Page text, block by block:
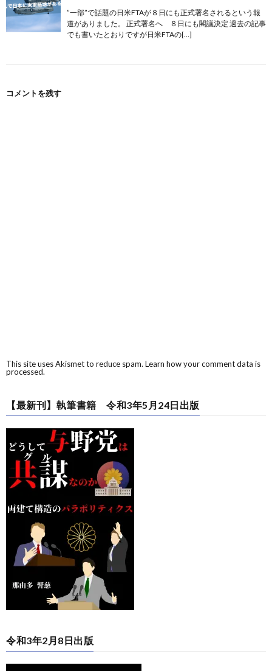
”一部”で話題の日米FTAが８日にも正式署名されるという報
道がありました。 正式署名へ ８日にも閣議決定 過去の記事
でも書いたとおりですが日米FTAの[…]
コメントを残す
This site uses Akismet to reduce spam. Learn how your comment data is
processed.
【最新刊】執筆書籍 令和3年5月24日出版
令和3年2月8日出版